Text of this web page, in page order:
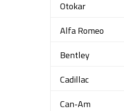
Otokar
Alfa Romeo
Bentley
Cadillac
Can-Am